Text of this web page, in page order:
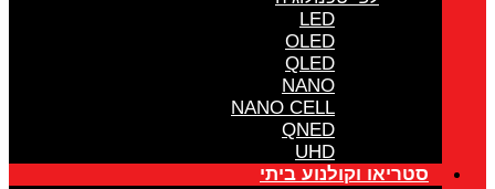
LED
OLED
QLED
NANO
NANO CELL
QNED
UHD
סטריאו וקולנוע ביתי